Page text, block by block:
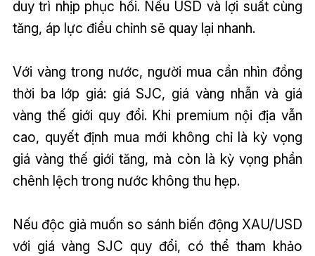
duy trì nhịp phục hồi. Nếu USD và lợi suất cùng
tăng, áp lực điều chỉnh sẽ quay lại nhanh.
Với vàng trong nước, người mua cần nhìn đồng
thời ba lớp giá: giá SJC, giá vàng nhẫn và giá
vàng thế giới quy đổi. Khi premium nội địa vẫn
cao, quyết định mua mới không chỉ là kỳ vọng
giá vàng thế giới tăng, mà còn là kỳ vọng phần
chênh lệch trong nước không thu hẹp.
Nếu độc giả muốn so sánh biến động XAU/USD
với giá vàng SJC quy đổi, có thể tham khảo